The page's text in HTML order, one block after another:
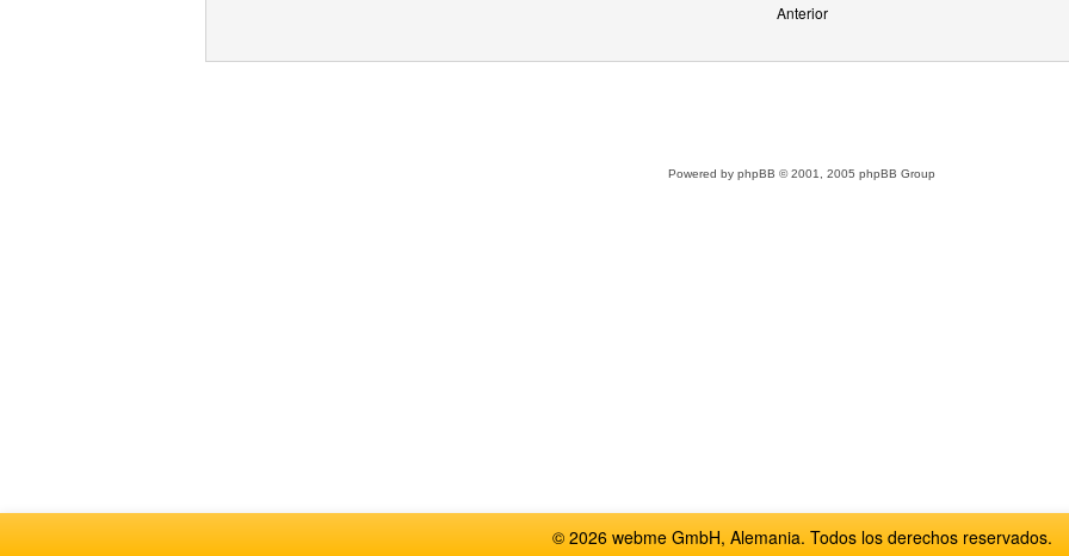
Anterior
Powered by phpBB © 2001, 2005 phpBB Group
© 2026 webme GmbH, Alemania. Todos los derechos reservados.